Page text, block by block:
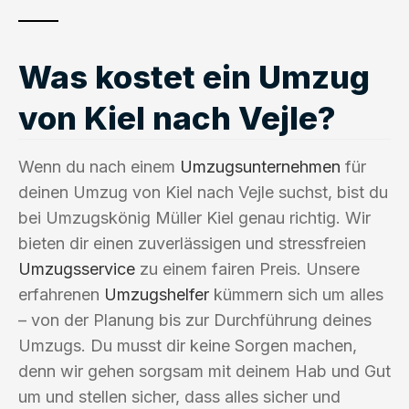
Was kostet ein Umzug
von Kiel nach Vejle?
Wenn du nach einem Umzugsunternehmen für
deinen Umzug von Kiel nach Vejle suchst, bist du
bei Umzugskönig Müller Kiel genau richtig. Wir
bieten dir einen zuverlässigen und stressfreien
Umzugsservice zu einem fairen Preis. Unsere
erfahrenen Umzugshelfer kümmern sich um alles
– von der Planung bis zur Durchführung deines
Umzugs. Du musst dir keine Sorgen machen,
denn wir gehen sorgsam mit deinem Hab und Gut
um und stellen sicher, dass alles sicher und